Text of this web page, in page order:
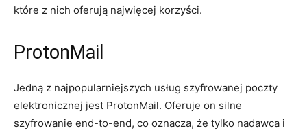
które z nich oferują najwięcej korzyści.
ProtonMail
Jedną z najpopularniejszych usług szyfrowanej poczty
elektronicznej jest ProtonMail. Oferuje on silne
szyfrowanie end-to-end, co oznacza, że tylko nadawca i